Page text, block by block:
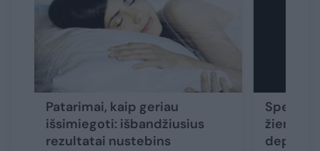
Patarimai, kaip geriau
išsimiegoti: išbandžiusius
rezultatai nustebins
žiemą